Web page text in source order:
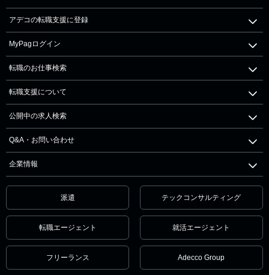
アデコの転職支援に登録
MyPagログイン
転職のお仕事検索
転職支援について
公開中の求人検索
Q&A・お問い合わせ
企業情報
派遣 テックコンサルティング
転職エージェント 就活エージェント
フリーランス Adecco Group